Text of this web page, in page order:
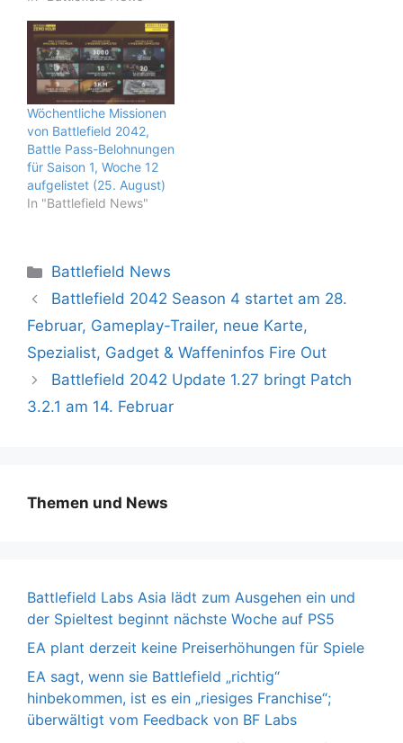
Wöchentliche Missionen
von Battlefield 2042,
Battle Pass-Belohnungen
für Saison 1, Woche 12
aufgelistet (25. August)
In "Battlefield News"
Kategorien
Battlefield News
Battlefield 2042 Season 4 startet am 28.
Februar, Gameplay-Trailer, neue Karte,
Spezialist, Gadget & Waffeninfos Fire Out
Battlefield 2042 Update 1.27 bringt Patch
3.2.1 am 14. Februar
Themen und News
Battlefield Labs Asia lädt zum Ausgehen ein und
der Spieltest beginnt nächste Woche auf PS5
EA plant derzeit keine Preiserhöhungen für Spiele
EA sagt, wenn sie Battlefield „richtig“
hinbekommen, ist es ein „riesiges Franchise“;
überwältigt vom Feedback von BF Labs